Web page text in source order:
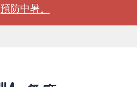
預防中暑。